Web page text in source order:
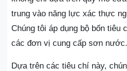
trung vào năng lực xác thực
Chúng tôi áp dụng bộ bốn tiêu
các đơn vị cung cấp sơn nước.
Dựa trên các tiêu chí này,